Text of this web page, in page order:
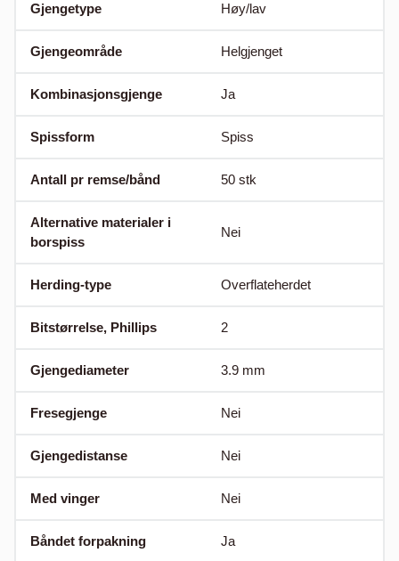
Gjengetype Høy/lav
Gjengeområde Helgjenget
Kombinasjonsgjenge Ja
Spissform Spiss
Antall pr remse/bånd 50 stk
Alternative materialer i
borspiss
Nei
Herding-type Overflateherdet
Bitstørrelse, Phillips 2
Gjengediameter 3.9 mm
Fresegjenge Nei
Gjengedistanse Nei
Med vinger Nei
Båndet forpakning Ja